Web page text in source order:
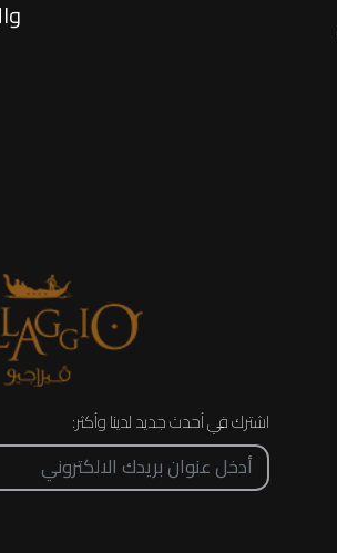
اشترك في أحدث جديد لدينا وأكثر: